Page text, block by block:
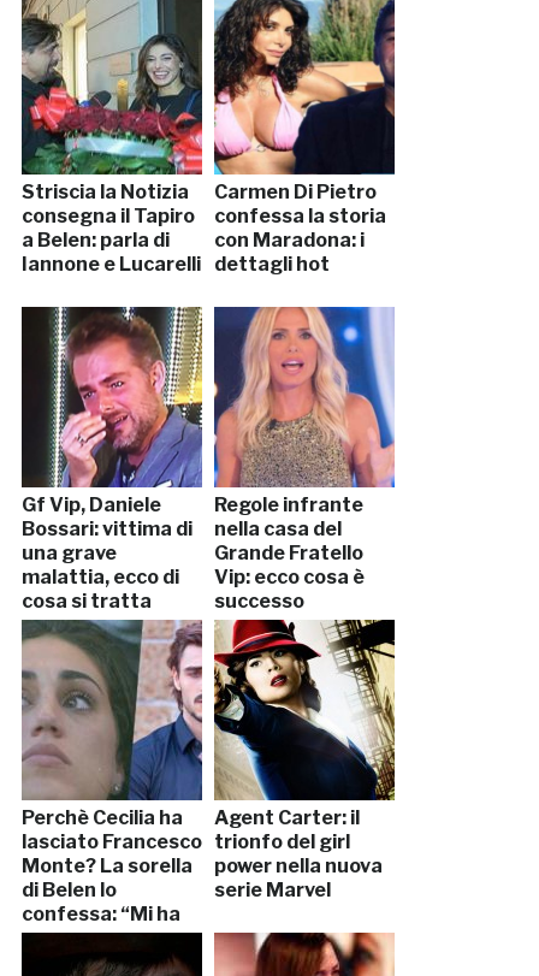
Striscia la Notizia
consegna il Tapiro
a Belen: parla di
Iannone e Lucarelli
Carmen Di Pietro
confessa la storia
con Maradona: i
dettagli hot
Gf Vip, Daniele
Bossari: vittima di
una grave
malattia, ecco di
cosa si tratta
[VIDEO]
Regole infrante
nella casa del
Grande Fratello
Vip: ecco cosa è
successo
Perchè Cecilia ha
lasciato Francesco
Monte? La sorella
di Belen lo
confessa: “Mi ha
tolto il sorriso”
[VIDEO]
Agent Carter: il
trionfo del girl
power nella nuova
serie Marvel